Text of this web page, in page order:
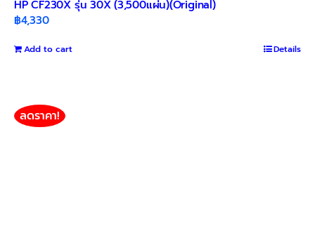
HP CF230X รุ่น 30X (3,500แผ่น)(Original)
฿4,330
Add to cart Details
ลดราคา!